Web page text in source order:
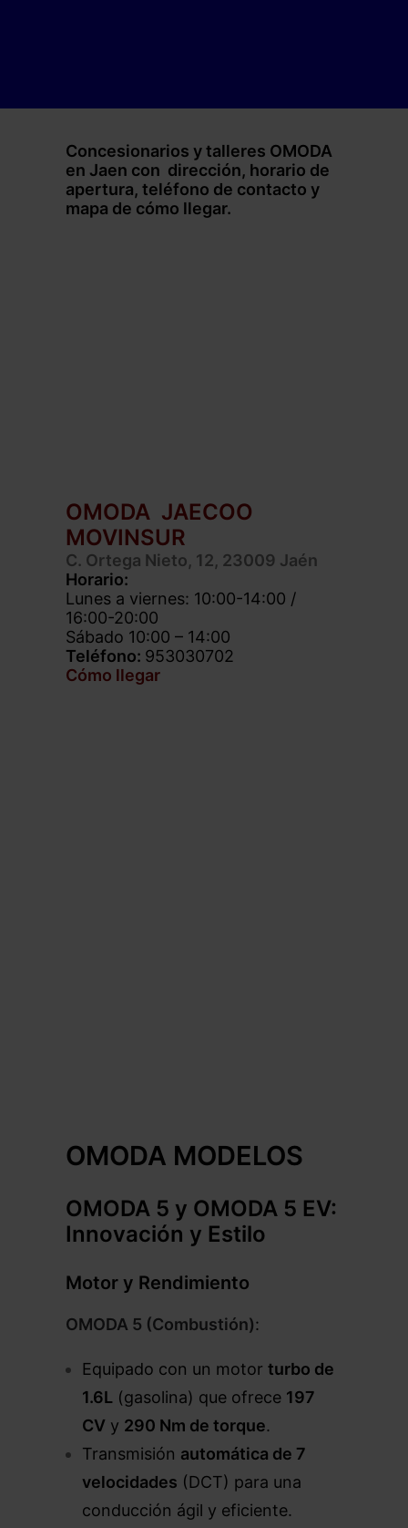
Concesionarios y talleres OMODA
en Jaen con dirección, horario de
apertura, teléfono de contacto y
mapa de cómo llegar.
OMODA JAECOO
MOVINSUR
C. Ortega Nieto, 12, 23009 Jaén
Horario:
Lunes a viernes: 10:00-14:00 /
16:00-20:00
Sábado 10:00 – 14:00
Teléfono: 953030702
Cómo llegar
OMODA MODELOS
OMODA 5 y OMODA 5 EV:
Innovación y Estilo
Motor y Rendimiento
OMODA 5 (Combustión):
Equipado con un motor turbo de
1.6L (gasolina) que ofrece 197
CV y 290 Nm de torque.
Transmisión automática de 7
velocidades (DCT) para una
conducción ágil y eficiente.